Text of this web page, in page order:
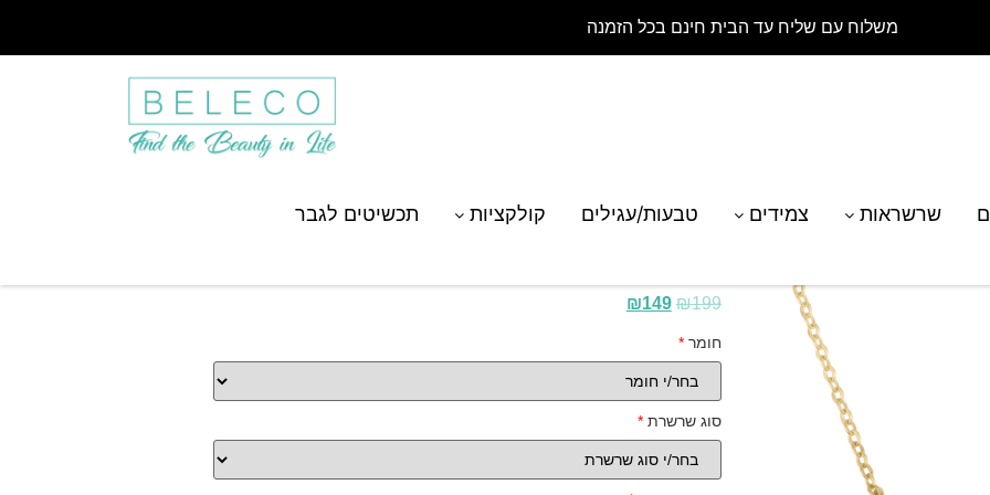
משלוח עם שליח עד הבית חינם בכל הזמנה
שרשראות צמידים טבעות/עגילים קולקציות תכשיטים לגבר מזל סרטן
₪199
₪149
חומר*
סוג שרשרת*